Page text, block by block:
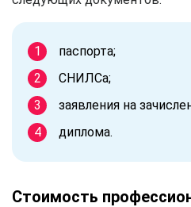
паспорта;
СНИЛСа;
заявления на
диплома.
Стоимость